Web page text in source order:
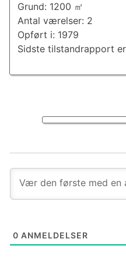
0 ANMELDELSER
Grund: 1200 ㎡
Antal værelser: 2
Opført i: 1979
Sidste tilstandrapport